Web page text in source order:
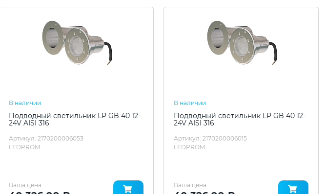
В наличии
Подводный светильник LP GB 40 12-
24V AISI 316
Артикул: 2170200006053
LEDPROM
Ваша цена
В наличии
Подводный светильник LP GB 40 12-
24V AISI 316
Артикул: 2170200006015
LEDPROM
Ваша цена